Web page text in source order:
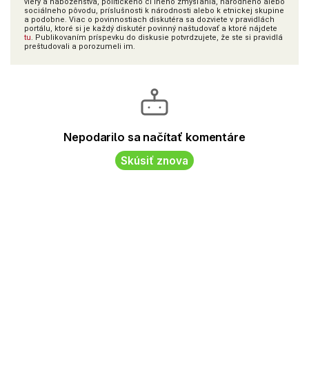
sociálneho pôvodu, príslušnosti k národnosti alebo k etnickej skupine
a podobne. Viac o povinnostiach diskutéra sa dozviete v pravidlách
portálu, ktoré si je každý diskutér povinný naštudovať a ktoré nájdete
tu. Publikovaním príspevku do diskusie potvrdzujete, že ste si pravidlá
preštudovali a porozumeli im.